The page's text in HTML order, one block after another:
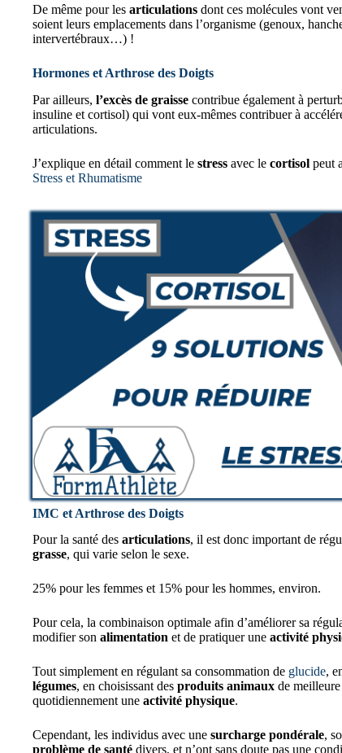
De même pour les articulations dont ces molécules vont
soient leurs emplacements dans l’organisme (genoux,
intervertébraux…) !
Hormones et Arthrose des Doigts
Par ailleurs, l’excès de graisse contribue également à
insuline et cortisol) qui vont eux-mêmes contribuer à
articulations.
J’explique en détail comment le stress avec le cortisol peut
Stress et Rhumatisme
IMC et Arthrose des Doigts
Pour la santé des articulations, il est donc important de
grasse, qui varie selon le sexe.
25% pour les femmes et 15% pour les hommes, environ.
Pour cela, la combinaison optimale afin d’améliorer sa
modifier son alimentation et de pratiquer une activité
Tout simplement en régulant sa consommation de glucide,
légumes, en choisissant des produits animaux de
quotidiennement une activité physique.
Cependant, les individus avec une surcharge pondérale,
problème de santé divers, et n’ont sans doute pas une